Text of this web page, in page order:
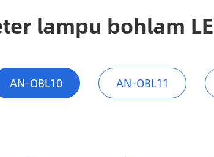
lampu bohlam
AN-OBL10 AN-OBL11